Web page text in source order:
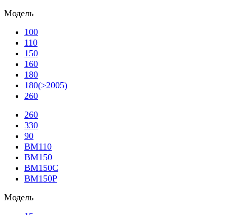
Модель
100
110
150
160
180
180(>2005)
260
260
330
90
BM110
BM150
BM150C
BM150P
Модель